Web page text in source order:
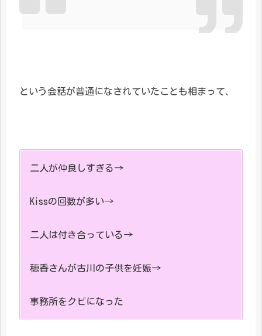
という会話が普通になされていたことも相まって、
二人が仲良しすぎる→
Kissの回数が多い→
二人は付き合っている→
穂香さんが古川の子供を妊娠→
事務所をクビになった